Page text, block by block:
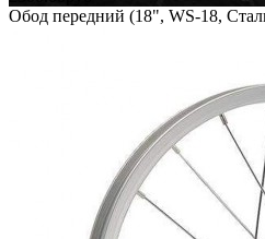
Обод передний (18", WS-18,